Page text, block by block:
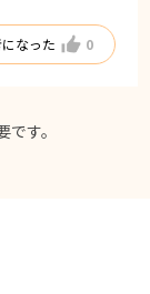
なった 0
です。